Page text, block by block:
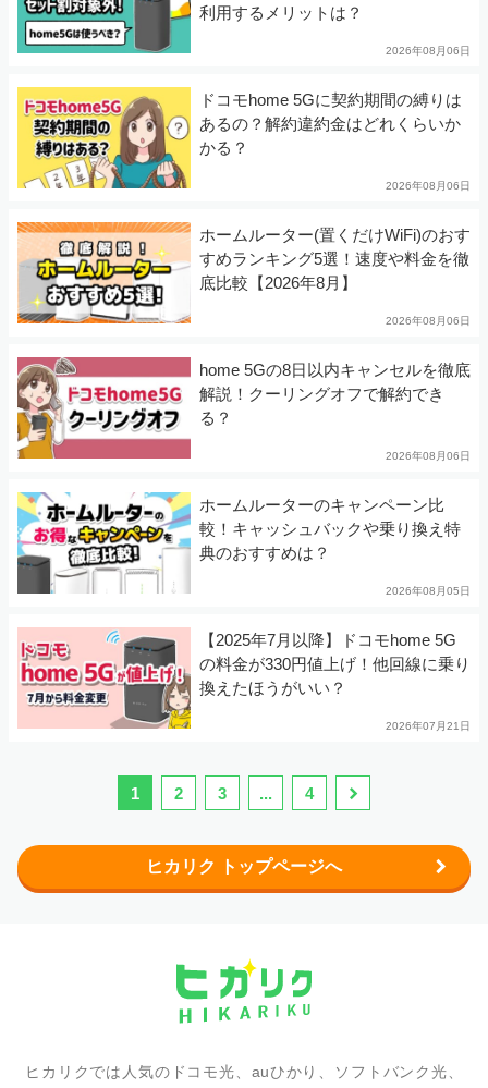
利用するメリットは？
2026年08月06日
ドコモhome 5Gに契約期間の縛りは
あるの？解約違約金はどれくらいか
かる？
2026年08月06日
ホームルーター(置くだけWiFi)のおす
すめランキング5選！速度や料金を徹
底比較【2026年8月】
2026年08月06日
home 5Gの8日以内キャンセルを徹底
解説！クーリングオフで解約でき
る？
2026年08月06日
ホームルーターのキャンペーン比
較！キャッシュバックや乗り換え特
典のおすすめは？
2026年08月05日
【2025年7月以降】ドコモhome 5G
の料金が330円値上げ！他回線に乗り
換えたほうがいい？
2026年07月21日
1 2 3 ... 4
ヒカリク トップページへ
ヒカリクでは人気のドコモ光、auひかり、ソフトバンク光、